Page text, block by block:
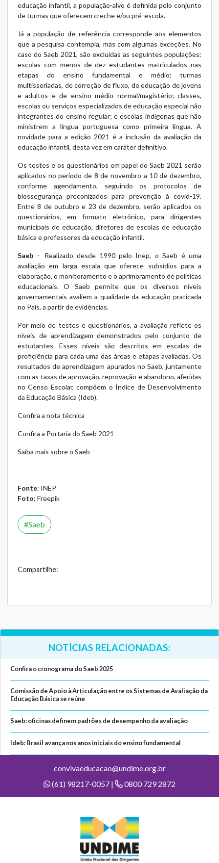
educação infantil, a população-alvo é definida pelo conjunto
de turmas que oferecem creche e/ou pré-escola.
Já a população de referência corresponde aos elementos
que a pesquisa contempla, mas com algumas exceções. No
caso do Saeb 2021, são excluídas as seguintes populações:
escolas com menos de dez estudantes matriculados nas
etapas do ensino fundamental e médio; turmas
multisseriadas, de correção de fluxo, de educação de jovens
e adultos e de ensino médio normal/magistério; classes,
escolas ou serviços especializados de educação especial não
integrantes do ensino regular; e escolas indígenas que não
ministrem a língua portuguesa como primeira língua. A
novidade para a edição 2021 é a inclusão da avaliação da
educação infantil, desta vez em caráter definitivo.
Os testes e os questionários em papel do Saeb 2021 serão
aplicados no período de 8 de novembro a 10 de dezembro,
conforme agendamento, seguindo os protocolos de
biossegurança preconizados para prevenção à covid-19.
Entre 8 de outubro e 23 de dezembro, serão aplicados os
questionários, em formato eletrônico, para dirigentes
municipais de educação, diretores de escolas de educação
básica e professores da educação infantil.
Saeb – Realizado desde 1990 pelo Inep, o Saeb é uma
avaliação em larga escala que oferece subsídios para a
elaboração, o monitoramento e o aprimoramento de políticas
educacionais. O Saeb permite que os diversos níveis
governamentais avaliem a qualidade da educação praticada
no País, a partir de evidências.
Por meio de testes e questionários, a avaliação reflete os
níveis de aprendizagem demonstrados pelo conjunto de
estudantes. Esses níveis são descritos em escalas de
proficiência para cada uma das áreas e etapas avaliadas. Os
resultados de aprendizagem apurados no Saeb, juntamente
com as taxas de aprovação, reprovação e abandono, aferidas
no Censo Escolar, compõem o Índice de Desenvolvimento
da Educação Básica (Ideb).
Confira a nota técnica
Confira a Portaria do Saeb 2021
Saiba mais sobre o Saeb
Fonte: INEP
Foto: Freepik
Saeb
Compartilhe:
NOTÍCIAS RELACIONADAS:
Confira o cronograma do Saeb 2025
Comissão de Apoio à Articulação entre os Sistemas de Avaliação da
Educação Básica se reúne
Saeb: oficinas definem padrões de desempenho da avaliação
Ideb: Brasil avança nos anos iniciais do ensino fundamental
convivaeducacao@undime.org.br
(61) 98217-0057 |
0800 729 2872